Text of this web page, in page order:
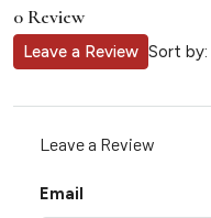
0 Review
Sort by:
Leave a Review
Leave a Review
Email